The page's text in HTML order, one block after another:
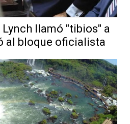
Lynch llamó "tibios" a
al bloque oficialista